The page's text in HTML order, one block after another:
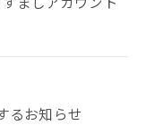
るお知らせ